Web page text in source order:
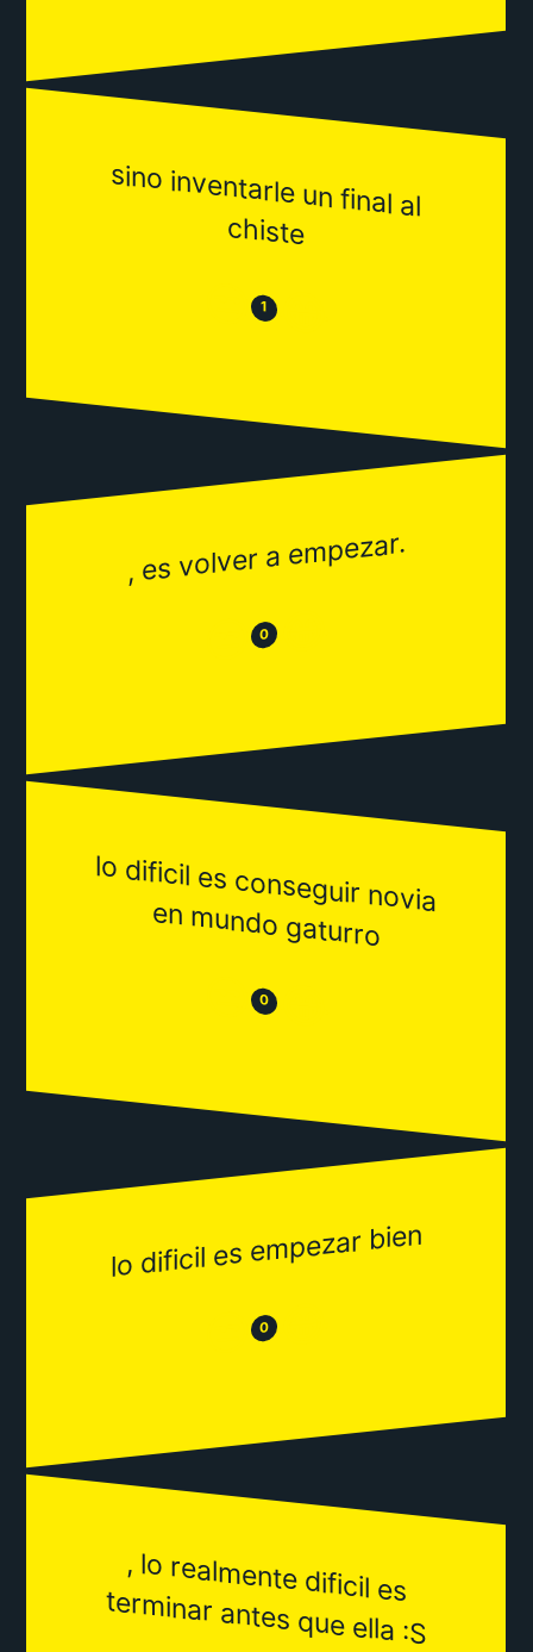
sino inventarle un final al
chiste
😒 1 😂
, es volver a empezar.
😒 0 😂
lo dificil es conseguir novia
en m
undo gaturro
😒 0 😂
lo dificil es empezar bien
😒 0 😂
, lo realm
ente dificil es
term
inar antes que ella :S